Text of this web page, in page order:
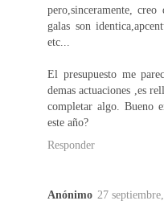
pero,sinceramente,
galas son
etc...
El presupuesto me
demas actuaciones ,es
completar algo. Bueno
este año?
Responder
Anónimo 27